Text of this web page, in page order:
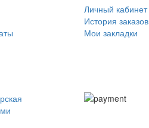
Личный кабинет
История заказов
Мои закладки